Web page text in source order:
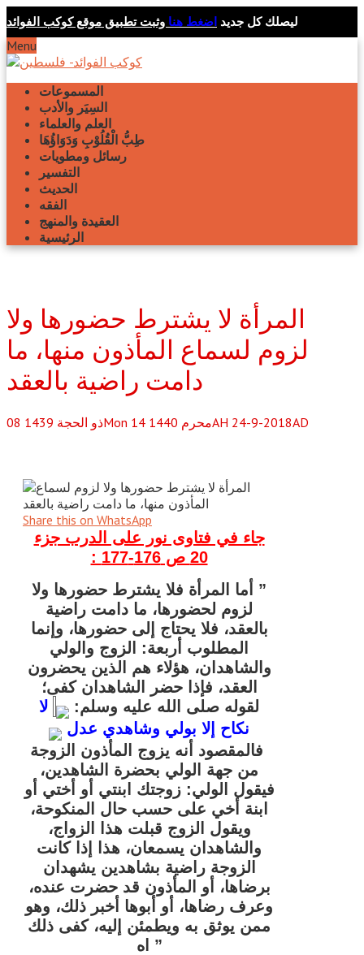
ليصلك كل جديد اضغط هنا وثبت تطبيق موقع كوكب الفوائد
Menu
المسموعات
السِيَر والأدب
العلم والعلماء
طِبُّ الْقُلُوْبِ وَدَوَاؤُهَا
رسائل ومطويات
التفسير
الحديث
الفقه
العقيدة والمنهج
الرئيسية
المرأة لا يشترط حضورها ولا
لزوم لسماع المأذون منها، ما
دامت راضية بالعقد
08 ذو الحجة 1439 Mon 14 محرم 1440AH 24-9-2018AD
Share this on WhatsApp
جاء في فتاوى نور على الدرب جزء
20 ص 176-177 :
” أما المرأة فلا يشترط حضورها ولا
لزوم لحضورها، ما دامت راضية
بالعقد، فلا يحتاج إلى حضورها، وإنما
المطلوب أربعة: الزوج والولي
والشاهدان، هؤلاء هم الذين يحضرون
العقد، فإذا حضر الشاهدان كفى؛
لقوله صلى الله عليه وسلم:
لا
نكاح إلا بولي وشاهدي عدل
فالمقصود أنه يزوج المأذون الزوجة
من جهة الولي بحضرة الشاهدين،
فيقول الولي: زوجتك ابنتي أو أختي أو
ابنة أخي على حسب حال المنكوحة،
ويقول الزوج قبلت هذا الزواج،
والشاهدان يسمعان، هذا إذا كانت
الزوجة راضية بشاهدين يشهدان
برضاها، أو المأذون قد حضرت عنده،
وعرف رضاها، أو أبوها أخبر ذلك، وهو
ممن يوثق به ويطمئن إليه، كفى ذلك
” اه